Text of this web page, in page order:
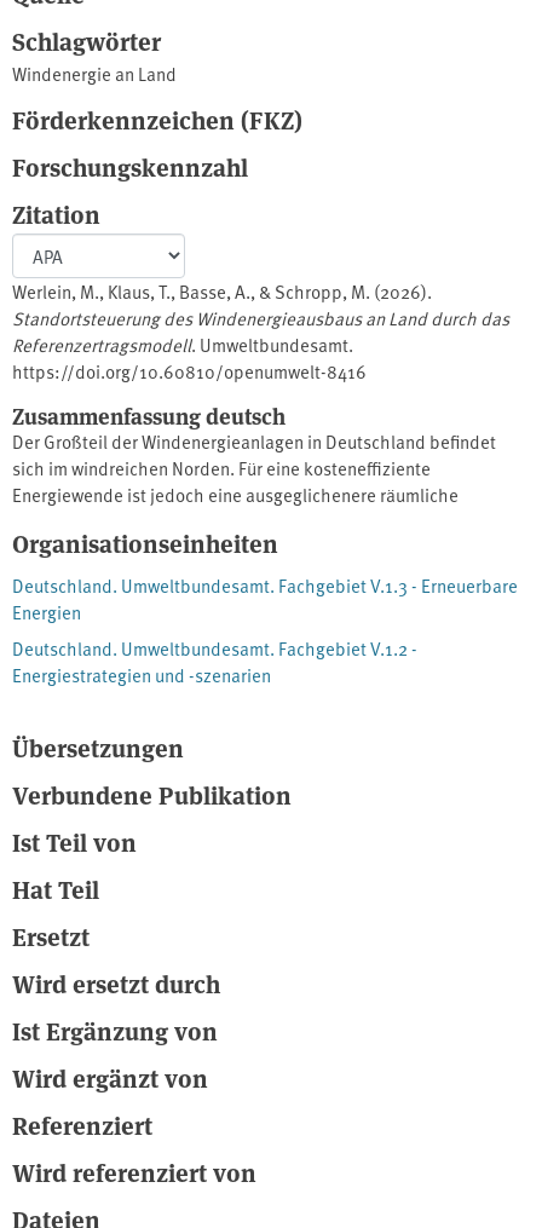
Schlagwörter
Windenergie an Land
Förderkennzeichen (FKZ)
Forschungskennzahl
Zitation
Werlein, M., Klaus, T., Basse, A., & Schropp, M. (2026).
Standortsteuerung des Windenergieausbaus an Land durch das
Referenzertragsmodell. Umweltbundesamt.
https://doi.org/10.60810/openumwelt-8416
Zusammenfassung deutsch
Der Großteil der Windenergieanlagen in Deutschland befindet
sich im windreichen Norden. Für eine kosteneffiziente
Energiewende ist jedoch eine ausgeglichenere räumliche
Steuerungswirkung des Referenzertragsmodells und diskutiert
mögliche Weiterentwicklungen, die auf eine homogenere
Verteilung der Windenergieanlagen und damit geringere
Systemkosten abzielen.
Organisationseinheiten
Deutschland. Umweltbundesamt. Fachgebiet V.1.3 - Erneuerbare
Energien
Deutschland. Umweltbundesamt. Fachgebiet V.1.2 -
Energiestrategien und -szenarien
Übersetzungen
Verbundene Publikation
Ist Teil von
Hat Teil
Ersetzt
Wird ersetzt durch
Ist Ergänzung von
Wird ergänzt von
Referenziert
Wird referenziert von
Dateien